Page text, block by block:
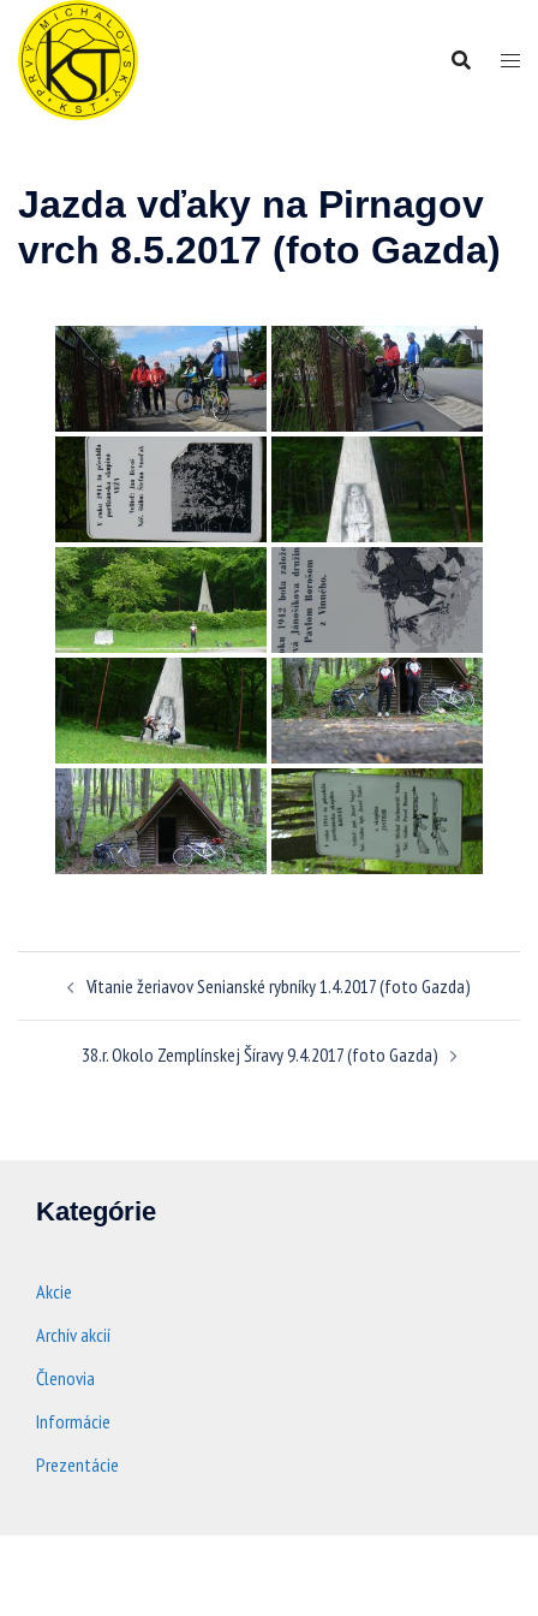
Preskočiť
obsah
Jazda vďaky na Pirnagov
vrch 8.5.2017 (foto Gazda)
článkamiVítanie žeriavov Senianské rybníky 1.4.2017 (foto Gazda)
38.r. Okolo Zemplínskej Šíravy 9.4.2017 (foto Gazda)
Kategórie
Akcie
Archív akcií
Členovia
Informácie
Prezentácie